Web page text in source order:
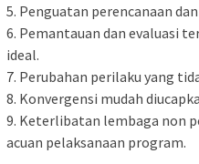
5.⁠ ⁠Penguatan perencanaan
6.⁠ ⁠Pemantauan dan evaluasi
ideal.
7.⁠ ⁠Perubahan perilaku yang
8.⁠ ⁠Konvergensi mudah
9.⁠ ⁠Keterlibatan lembaga non
acuan pelaksanaan program.